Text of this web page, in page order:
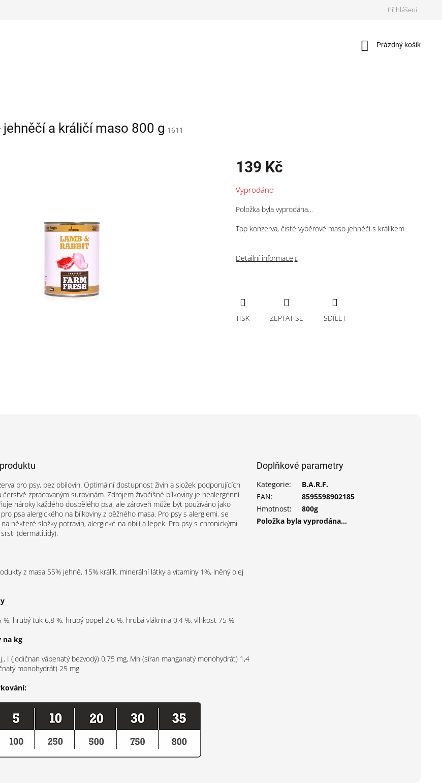
Přihlášení
Nákupní
Prázdný košík
jehněčí a králičí maso 800 g 1611
139 Kč
cena:
Vyprodáno
Položka byla vyprodána…
Top konzerva, čisté výběrové maso jehněčí s králíkem.
Detailní informace
TISK ZEPTAT SE SDÍLET
pro psy, bez obilovin. Optimální dostupnost živin a složek podporujících
čerstvě zpracovaným surovinám. Zdrojem živočišné bílkoviny je nealergenní
nároky každého dospělého psa, ale zároveň může být používáno jako
psa alergického na bílkoviny z běžného masa. Pro psy s alergiemi, se
některé složky potravin, alergické na obilí a lepek. Pro psy s chronickými
(dermatitidy).
z masa 55% jehně, 15% králík, minerální látky a vitamíny 1%, lněný olej
hrubý tuk 6,8 %, hrubý popel 2,6 %, hrubá vláknina 0,4 %, vlhkost 75 %
na kg
I (jodičnan vápenatý bezvodý) 0,75 mg, Mn (síran manganatý monohydrát) 1,4
monohydrát) 25 mg
Doplňkové parametry
Kategorie:
B.A.R.F.
EAN:
8595598902185
Hmotnost:
800g
Položka byla vyprodána…